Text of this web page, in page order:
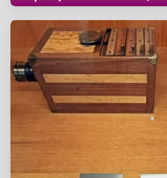
Франции. Весь перелет
30 минут.